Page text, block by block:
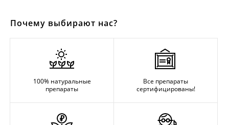
Почему выбирают нас?
100% натуральные
препараты
Все препараты
сертифицированы!